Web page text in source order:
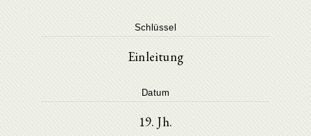
Schlüssel
Einleitung
Datum
19. Jh.